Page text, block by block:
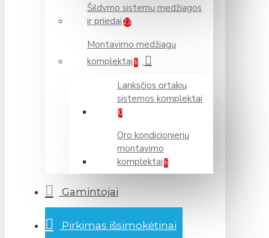
Šildymo sistemų medžiagos
ir priedai 23
Montavimo medžiagų
komplektai 6
Lanksčios ortakių
sistemos komplektai
0
Oro kondicionierių
montavimo
komplektai 6
Gamintojai
Pirkimas išsimokėtinai